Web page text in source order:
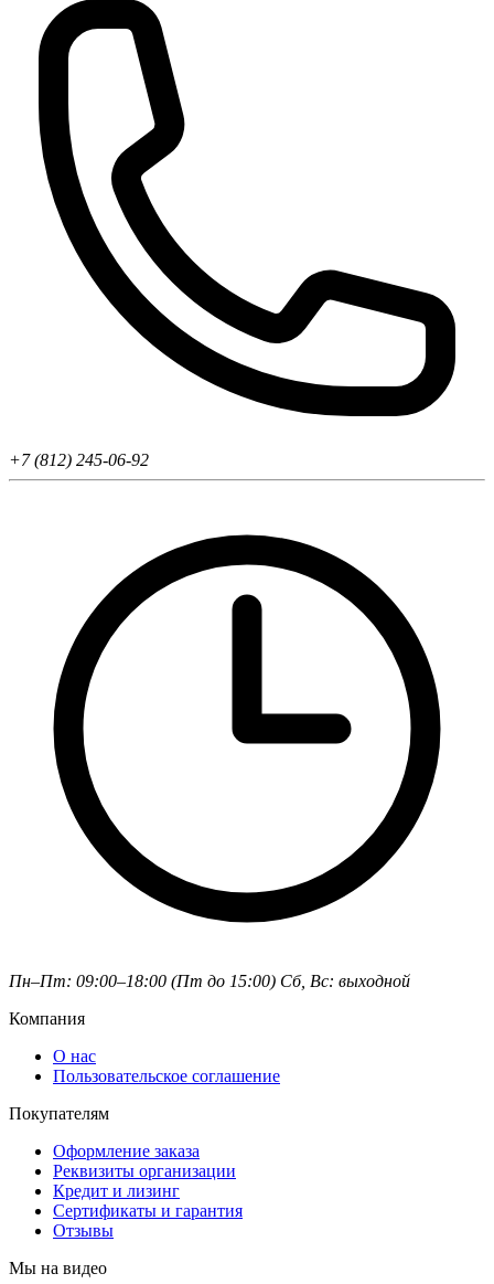
+7 (812) 245-06-92
Пн–Пт: 09:00–18:00 (Пт до 15:00) Сб, Вс: выходной
Компания
О нас
Пользовательское соглашение
Покупателям
Оформление заказа
Реквизиты организации
Кредит и лизинг
Сертификаты и гарантия
Отзывы
Мы на видео